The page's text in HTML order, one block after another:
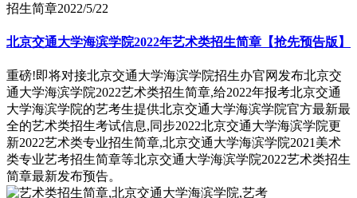
招生简章2022/5/22
北京交通大学海滨学院2022年艺术类招生简章【抢先预告版】
重磅!即将对接北京交通大学海滨学院招生办官网发布北京交
通大学海滨学院2022艺术类招生简章,给2022年报考北京交通
大学海滨学院的艺考生提供北京交通大学海滨学院官方最新最
全的艺术类招生考试信息,同步2022北京交通大学海滨学院更
新2022艺术类专业招生简章,北京交通大学海滨学院2021美术
类专业艺考招生简章等北京交通大学海滨学院2022艺术类招生
简章最新发布预告。